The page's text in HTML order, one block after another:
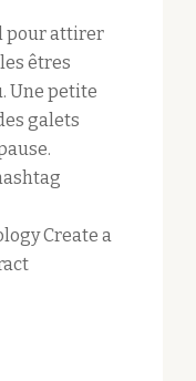
pour attirer
êtres
Une petite
galets
Create a